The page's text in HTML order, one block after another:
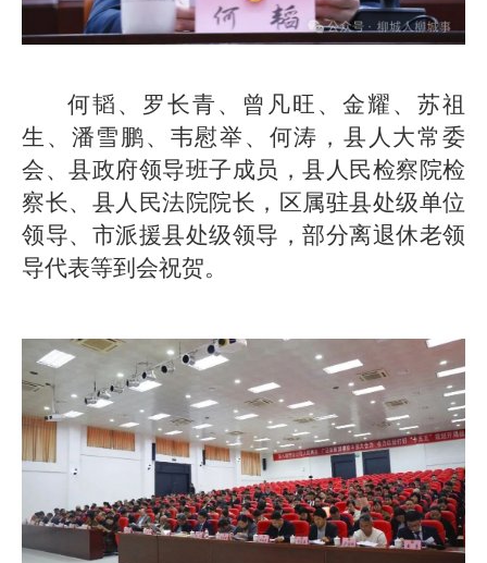
何韬、罗长青、曾凡旺、金耀、苏祖
生、潘雪鹏、韦慰举、何涛，县人大常委
会、县政府领导班子成员，县人民检察院检
察长、县人民法院院长，区属驻县处级单位
领导、市派援县处级领导，部分离退休老领
导代表等到会祝贺。